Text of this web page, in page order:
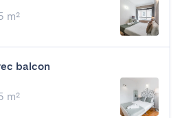
m²
balcon
m²